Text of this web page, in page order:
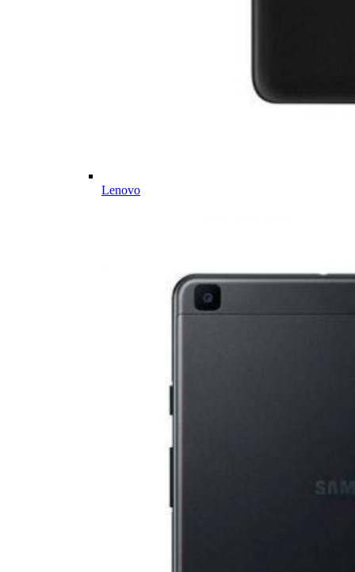
Lenovo